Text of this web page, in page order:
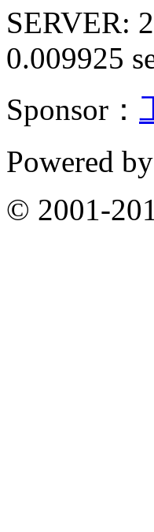
SERVER:
0.009925
Sponsor：
Powered by
© 2001-